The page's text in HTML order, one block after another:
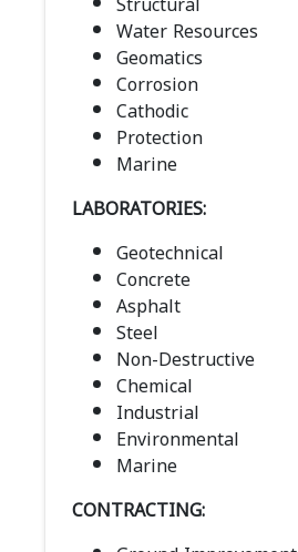
Water Resources
Geomatics
Corrosion
Cathodic
Protection
Marine
LABORATORIES:
Geotechnical
Concrete
Asphalt
Steel
Non-Destructive
Chemical
Industrial
Environmental
Marine
CONTRACTING: